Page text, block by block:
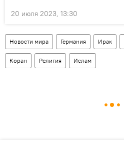
20 июля 2023, 13:30
Новости мира Германия Ирак
Коран Религия Ислам